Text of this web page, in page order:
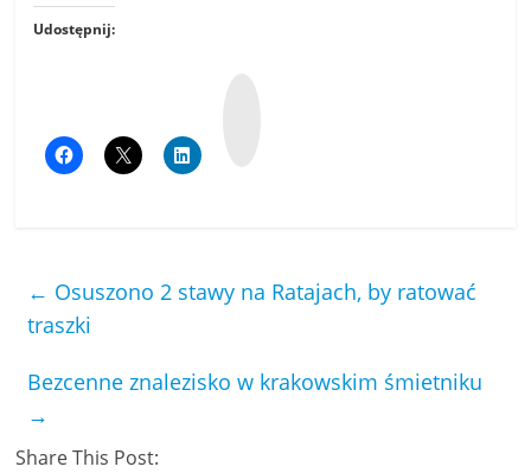
Udostępnij:
← Osuszono 2 stawy na Ratajach, by ratować
traszki
Bezcenne znalezisko w krakowskim śmietniku
→
Share This Post: